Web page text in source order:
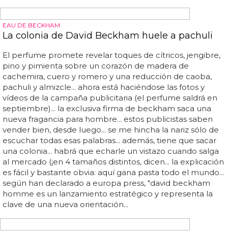
mismo artista que se encargó del cover de 'my beautiful
dark twisted fantasy', así que tenemos desnudo artístico
abrigo de pieles... vamos, que pasa de gripe a resfriado...
la polémica no se termina ahí... el single se llamaba
'theraflu', que viene a ser como si aquí david bisbal titulara
un tema suyo 'frenadol'...